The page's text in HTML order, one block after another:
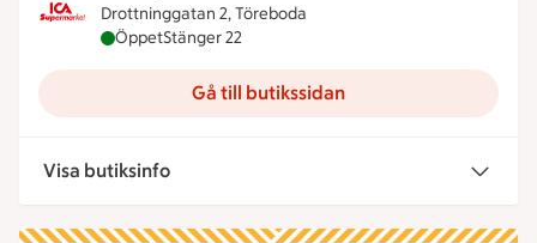
Drottninggatan 2, Töreboda
ICA Supermarket Töreboda är öppen nu, stänger
ÖppetStänger 22
Gå till butikssidan
Visa butiksinfo